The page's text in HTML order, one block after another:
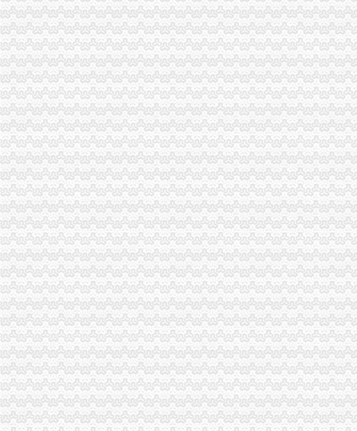
恒天天鹅股份有限公司关于控股股东拟协议转让公司部分股份公开征
东西湖代账公司流程及费用-中介代理-番禺社区网
重庆渝中区重庆代帐公司工商行政管理的主要方法-直辖市重庆工商信息
僵尸车-搜百科
重庆到荣成物流托运公司-货运部-濮网
渝中区代账公司
重庆普飞代理记账有限公司
关于永川区副局长张道国、经支队副队长吕正彬等人对永福公
（中天光美地）4幢-1层8号、3号车库负1层车位60号停车用房和渝
可上门签约_重庆公司注册_代办公司_代理工商注册登记_分公司_个体
【重庆其它服务|其它服务】-重庆知了信息网
贷款频道_重庆资讯_腾讯·大渝网
新会计服务新闻-新会计服务动态、热门会计服务新闻-热门会计服
重庆代理记账-重庆工商代办电话价格-重庆营业执照代办-重庆注册公司-
【达州其他_达州其他公司】-达州百姓网
重庆星都大厦15处房产拍卖-渝中区办公商务楼拍卖公告-众拍网
代账公司
专业代账,公司注册-泰州58同城
池州财务公司|池州代账公司|池州会计公司|池州嘉禾财务咨询有限公司
以代账公司为平台创新会计专业实训模式
新一代专业代账公司-帮帮帐（代理注册-代账报税-代-镇江58同城
【事务所专业代账公司,优质服务让您满意_审计代账】-审计-盐城赶集
昆山代账公司,昆山代账,昆山代理记账,昆山代理做账,花桥代
芜湖财务代账公司找安诚代账会计张维欢为您代办新公司执照-安徽芜
沈代账会计_代办营业执照注册_沈代账公司_沈瑞亚会计服务有
【南京代账公司】-代理记帐-南京赶集网